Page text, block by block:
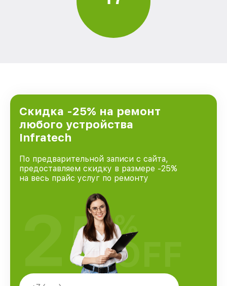
Скидка -25% на ремонт
любого устройства
Infratech
По предварительной записи с сайта,
предоставляем скидку в размере -25%
на весь прайс услуг по ремонту
25%
OFF